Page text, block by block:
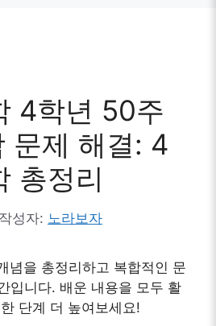
4학년 50주
문제 해결: 4
총정리
작성자: 노라보자
념을 총정리하고 복합적인 문
입니다. 배운 내용을 모두 활
단계 더 높여보세요!